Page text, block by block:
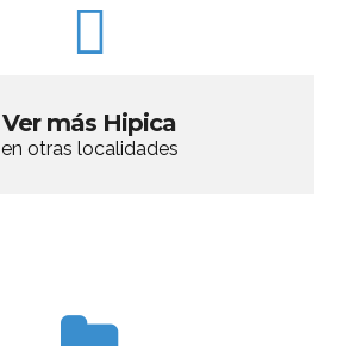
Ver más Hipica
en otras localidades